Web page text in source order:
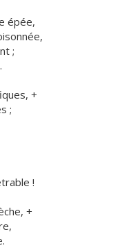
épée,
;
+
;
!
+